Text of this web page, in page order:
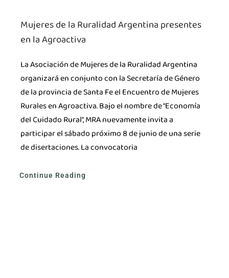
Mujeres de la Ruralidad Argentina presentes
en la Agroactiva
La Asociación de Mujeres de la Ruralidad Argentina
organizará en conjunto con la Secretaría de Género
de la provincia de Santa Fe el Encuentro de Mujeres
Rurales en Agroactiva. Bajo el nombre de “Economía
del Cuidado Rural”, MRA nuevamente invita a
participar el sábado próximo 8 de junio de una serie
de disertaciones. La convocatoria
Continue Reading